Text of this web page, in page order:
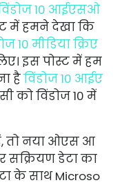
10 आईएसओ
में हमने देखा कि
10 मीडिया क्रिए
इस पोस्ट में हम
हैविंडोज 10 आईए
को विंडोज 10 में
तो नया ओएस आ
डेटा का
के साथ Microso